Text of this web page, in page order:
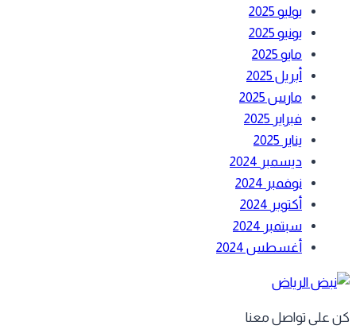
يوليو 2025
يونيو 2025
مايو 2025
أبريل 2025
مارس 2025
فبراير 2025
يناير 2025
ديسمبر 2024
نوفمبر 2024
أكتوبر 2024
سبتمبر 2024
أغسطس 2024
على تواصل معنا